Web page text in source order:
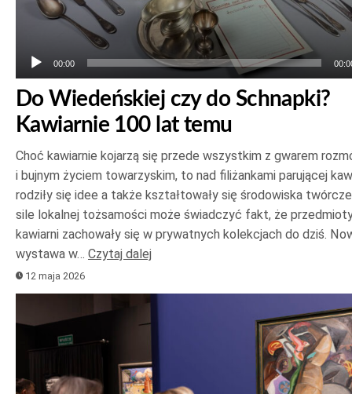
00:00
Do Wiedeńskiej czy do Schnapki?
Kawiarnie 100 lat temu
Choć kawiarnie kojarzą się przede wszystkim z gwarem
i bujnym życiem towarzyskim, to nad filiżankami parującej
rodziły się idee a także kształtowały się środowiska
sile lokalnej tożsamości może świadczyć fakt, że
kawiarni zachowały się w prywatnych kolekcjach do dziś.
wystawa w… Czytaj dalej
12 maja 2026
plików
dźwiękowych